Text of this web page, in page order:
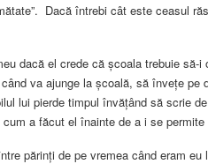
Dacă întrebi cât este ceasul
dacă el crede că școala trebuie
va ajunge la școală, să învețe pe
lui pierde timpul învățând să scrie
a făcut el înainte de a i se
părinți de pe vremea când eram